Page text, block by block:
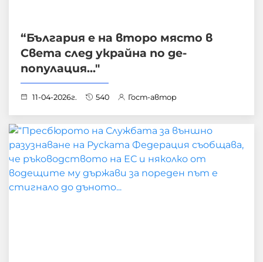
“България е на второ място в
Света след украйна по де-
популация..."
11-04-2026г. 540 Гост-автор